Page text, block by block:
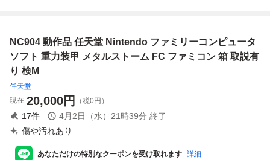
NC904 動作品 任天堂 Nintendo ファミリーコンピュータ
ソフト 重力装甲 メタルストーム FC ファミコン 箱 取説有
り 検M
任天堂
現在 20,000円 （税0円）
17件 4月2日（水）21時39分 終了
傷や汚れあり
あなただけの特別なクーポンを受け取れます 詳細